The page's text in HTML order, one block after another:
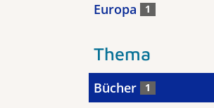
Europa 1
Thema
Bücher 1